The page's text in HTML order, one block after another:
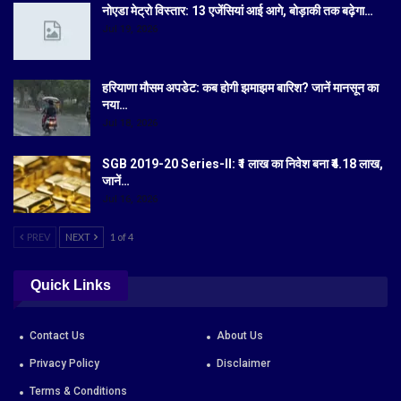
नोएडा मेट्रो विस्तार: 13 एजेंसियां आई आगे, बोड़ाकी तक बढ़ेगा…
Jul 19, 2026
हरियाणा मौसम अपडेट: कब होगी झमाझम बारिश? जानें मानसून का
नया…
Jul 18, 2026
SGB 2019-20 Series-II: ₹1 लाख का निवेश बना ₹4.18 लाख,
जानें…
Jul 16, 2026
PREV NEXT 1 of 4
Quick Links
Contact Us About Us
Privacy Policy Disclaimer
Terms & Conditions